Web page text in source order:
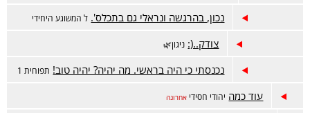
נכון, בהרגשה ונראלי גם בתכלס'. ל המשוגע היחידי
צודק..(: ניגון🌿
נכנסתי כי היה בראשי. מה יהיה? יהיה טוב! תפוחית 1
עוד כמה יהודי חסידי אחרונה